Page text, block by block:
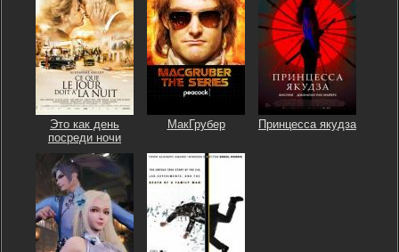
Это как день
посреди ночи
МакГрубер Принцесса якудза